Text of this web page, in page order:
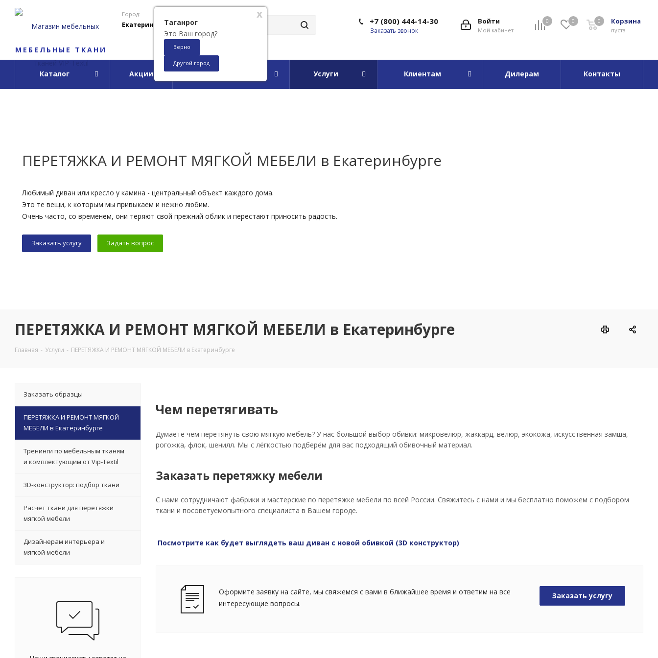
МЕБЕЛЬНЫЕ ТКАНИ
Город:
Екатеринбург 0 0 Корзина
пуста
0
Войти
Мой кабинет
+7 (800) 444-14-30
Заказать звонок
Каталог Акции О компании Услуги Клиентам Дилерам Контакты
x
Таганрог
Это Ваш город?
Верно
Другой город
ПЕРЕТЯЖКА И РЕМОНТ МЯГКОЙ МЕБЕЛИ в Екатеринбурге
Любимый диван или кресло у камина - центральный объект каждого дома.
Это те вещи, к которым мы привыкаем и нежно любим.
Очень часто, со временем, они теряют свой прежний облик и перестают приносить радость.
Заказать услугу Задать вопрос
ПЕРЕТЯЖКА И РЕМОНТ МЯГКОЙ МЕБЕЛИ в Екатеринбурге
Главная - Услуги - ПЕРЕТЯЖКА И РЕМОНТ МЯГКОЙ МЕБЕЛИ в Екатеринбурге
Чем перетягивать
Думаете чем перетянуть свою мягкую мебель? У нас большой выбор обивки: микровелюр, жаккард, велюр, экокожа, искусственная замша,
рогожка, флок, шенилл. Мы с лёгкостью подберём для вас подходящий обивочный материал.
Заказать перетяжку мебели
С нами сотрудничают фабрики и мастерские по перетяжке мебели по всей России. Свяжитесь с нами и мы бесплатно поможем с подбором
ткани и посоветуемопытного специалиста в Вашем городе.
Посмотрите как будет выглядеть ваш диван с новой обивкой (3D конструктор)
Оформите заявку на сайте, мы свяжемся с вами в ближайшее время и ответим на все
интересующие вопросы.
Заказать услугу
Заказать образцы
ПЕРЕТЯЖКА И РЕМОНТ МЯГКОЙ
МЕБЕЛИ в Екатеринбурге
Тренинги по мебельным тканям
и комплектующим от Vip-Textil
3D-конструктор: подбор ткани
Расчёт ткани для перетяжки
мягкой мебели
Дизайнерам интерьера и
мягкой мебели